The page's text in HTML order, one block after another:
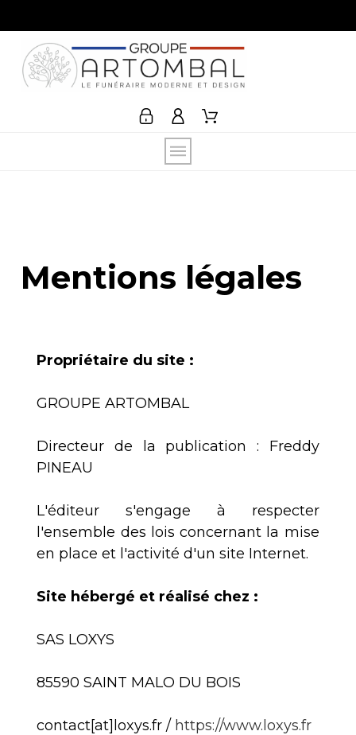
Mentions légales
Propriétaire du site :
GROUPE ARTOMBAL
Directeur de la publication : Freddy
PINEAU
L'éditeur s'engage à respecter
l'ensemble des lois concernant la mise
en place et l'activité d'un site Internet.
Site hébergé et réalisé chez :
SAS LOXYS
85590 SAINT MALO DU BOIS
contact[at]loxys.fr / https://www.loxys.fr